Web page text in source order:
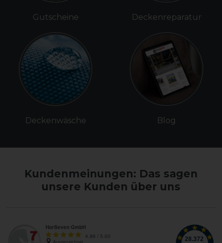
Gutscheine
Deckenwäsche
Deckenreparatur
Blog
Kundenmeinungen: Das sagen
unsere Kunden über uns